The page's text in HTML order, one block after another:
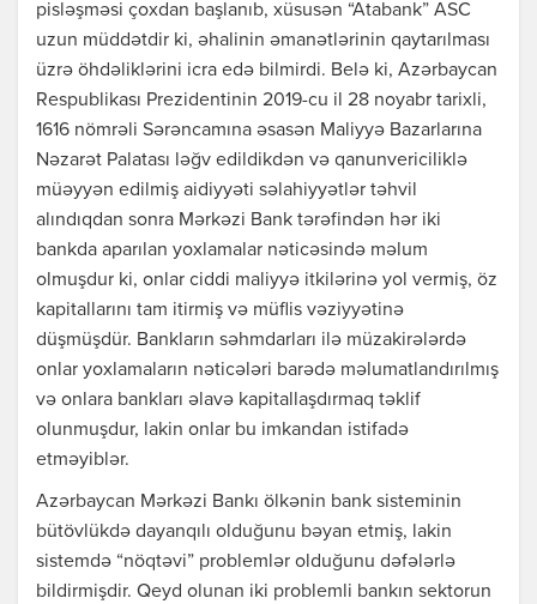
pisləşməsi çoxdan başlanıb, xüsusən “Atabank” ASC
uzun müddətdir ki, əhalinin əmanətlərinin qaytarılması
üzrə öhdəliklərini icra edə bilmirdi. Belə ki, Azərbaycan
Respublikası Prezidentinin 2019-cu il 28 noyabr tarixli,
1616 nömrəli Sərəncamına əsasən Maliyyə Bazarlarına
Nəzarət Palatası ləğv edildikdən və qanunvericiliklə
müəyyən edilmiş aidiyyəti səlahiyyətlər təhvil
alındıqdan sonra Mərkəzi Bank tərəfindən hər iki
bankda aparılan yoxlamalar nəticəsində məlum
olmuşdur ki, onlar ciddi maliyyə itkilərinə yol vermiş, öz
kapitallarını tam itirmiş və müflis vəziyyətinə
düşmüşdür. Bankların səhmdarları ilə müzakirələrdə
onlar yoxlamaların nəticələri barədə məlumatlandırılmış
və onlara bankları əlavə kapitallaşdırmaq təklif
olunmuşdur, lakin onlar bu imkandan istifadə
etməyiblər.
Azərbaycan Mərkəzi Bankı ölkənin bank sisteminin
bütövlükdə dayanqılı olduğunu bəyan etmiş, lakin
sistemdə “nöqtəvi” problemlər olduğunu dəfələrlə
bildirmişdir. Qeyd olunan iki problemli bankın sektorun